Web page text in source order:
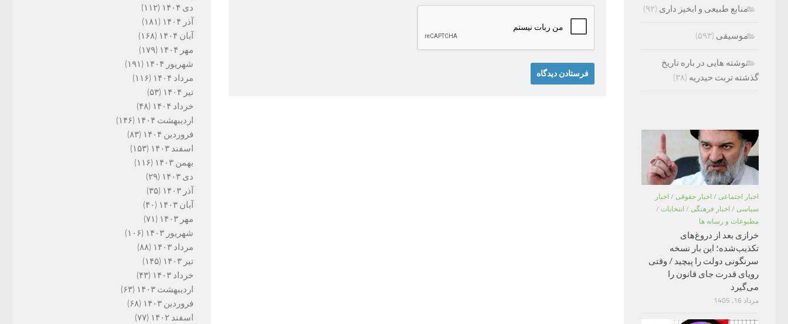
دی ۱۴۰۴
(۱۱۲)
آذر ۱۴۰۴
(۱۸۱)
آبان ۱۴۰۴
(۱۶۸)
مهر ۱۴۰۴
(۱۷۹)
شهریور ۱۴۰۴
(۱۹۱)
مرداد ۱۴۰۴
(۱۱۶)
تیر ۱۴۰۴
(۵۳)
خرداد ۱۴۰۴
(۴۸)
اردیبهشت ۱۴۰۴
(۱۴۶)
فروردین ۱۴۰۴
(۸۳)
اسفند ۱۴۰۳
(۱۵۳)
بهمن ۱۴۰۳
(۱۱۶)
دی ۱۴۰۳
(۲۹)
آذر ۱۴۰۳
(۳۵)
آبان ۱۴۰۳
(۴۰)
مهر ۱۴۰۳
(۷۱)
شهریور ۱۴۰۳
(۱۰۶)
مرداد ۱۴۰۳
(۸۸)
تیر ۱۴۰۳
(۱۴۵)
خرداد ۱۴۰۳
(۴۳)
اردیبهشت ۱۴۰۳
(۶۳)
فروردین ۱۴۰۳
(۶۸)
اسفند ۱۴۰۲
(۷۷)
منابع طبیعی و ابخیز داری (۹۲)
موسیقی (۵۹۳)
نوشته هایی در باره تاریخ
گذشته تربت حیدریه (۳۸)
اخبار اجتماعی / اخبار حقوقی / اخبار
سیاسی / اخبار فرهنگی / انتخابات /
مطبوعات و رسانه ها
خرازی بعد از دروغ‌های
تکذیب‌شده؛ این بار نسخه
سرنگونی دولت را پیچید / وقتی
رویای قدرت جای قانون را
می‌گیرد
مرداد 16, 1405